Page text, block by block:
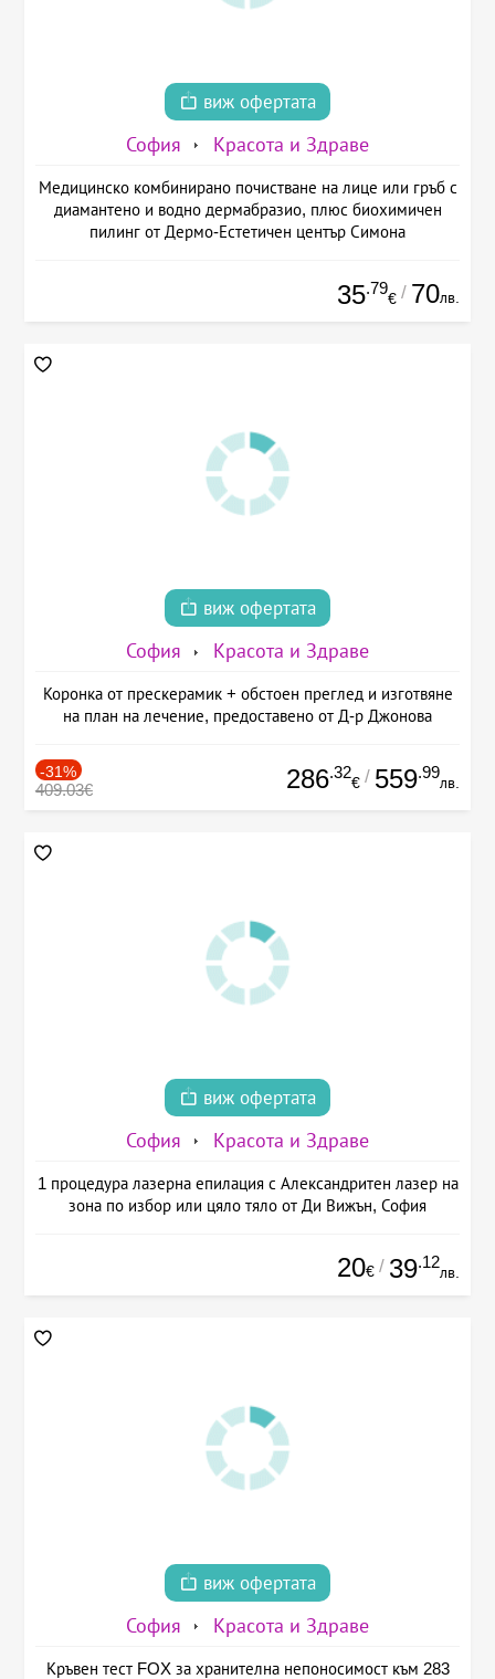
виж офертата
София Красота и Здраве
Медицинско комбинирано почистване на лице или гръб с
диамантено и водно дермабразио, плюс биохимичен
пилинг от Дермо-Естетичен център Симона
35.79
€ / 70лв.
виж офертата
София Красота и Здраве
Коронка от прескерамик + обстоен преглед и изготвяне
на план на лечение, предоставено от Д-р Джонова
-31%
409.03€ 286.32
€ / 559.99
лв.
виж офертата
София Красота и Здраве
1 процедура лазерна епилация с Александритен лазер на
зона по избор или цяло тяло от Ди Вижън, София
20€ / 39.12
лв.
виж офертата
София Красота и Здраве
Кръвен тест FOX за хранителна непоносимост към 283